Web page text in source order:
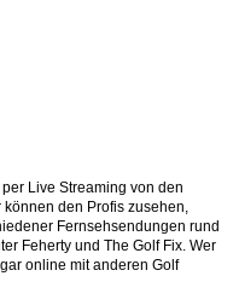
Live Streaming von den
den Profis zusehen,
Fernsehsendungen rund
Feherty und The Golf Fix. Wer
online mit anderen Golf